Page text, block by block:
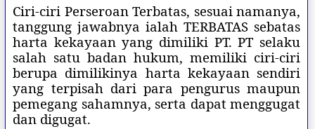
Ciri-ciri Perseroan Terbatas, sesuai namanya,
tanggung jawabnya ialah TERBATAS sebatas
harta kekayaan yang dimiliki PT. PT selaku
salah satu badan hukum, memiliki ciri-ciri
berupa dimilikinya harta kekayaan sendiri
yang terpisah dari para pengurus maupun
pemegang sahamnya, serta dapat menggugat
dan digugat.